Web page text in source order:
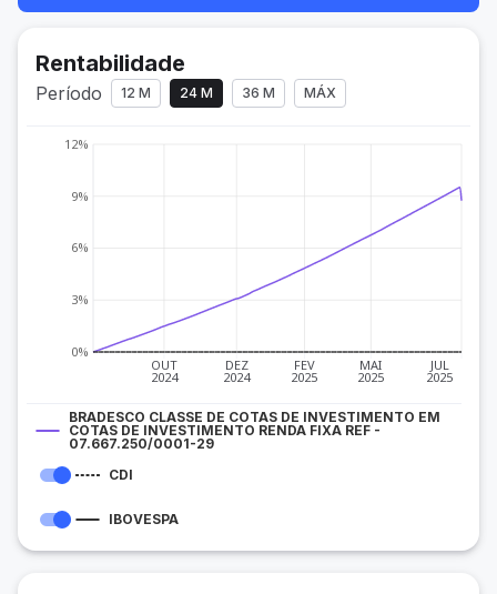
Rentabilidade
Período 12 M 24 M 36 M MÁX
OUT
2024
DEZ
2024
FEV
2025
MAI
2025
JUL
2025
0%
3%
6%
9%
12%
BRADESCO CLASSE DE COTAS DE INVESTIMENTO EM
COTAS DE INVESTIMENTO RENDA FIXA REF -
07.667.250/0001-29
CDI
IBOVESPA